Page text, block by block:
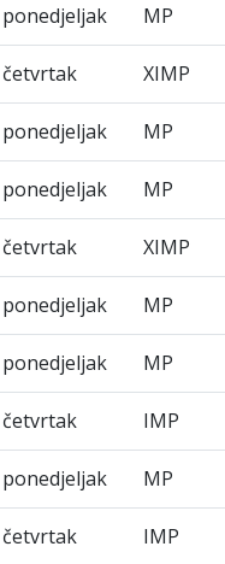
ponedjeljak MP
četvrtak XIMP
ponedjeljak MP
ponedjeljak MP
četvrtak XIMP
ponedjeljak MP
ponedjeljak MP
četvrtak IMP
ponedjeljak MP
četvrtak IMP